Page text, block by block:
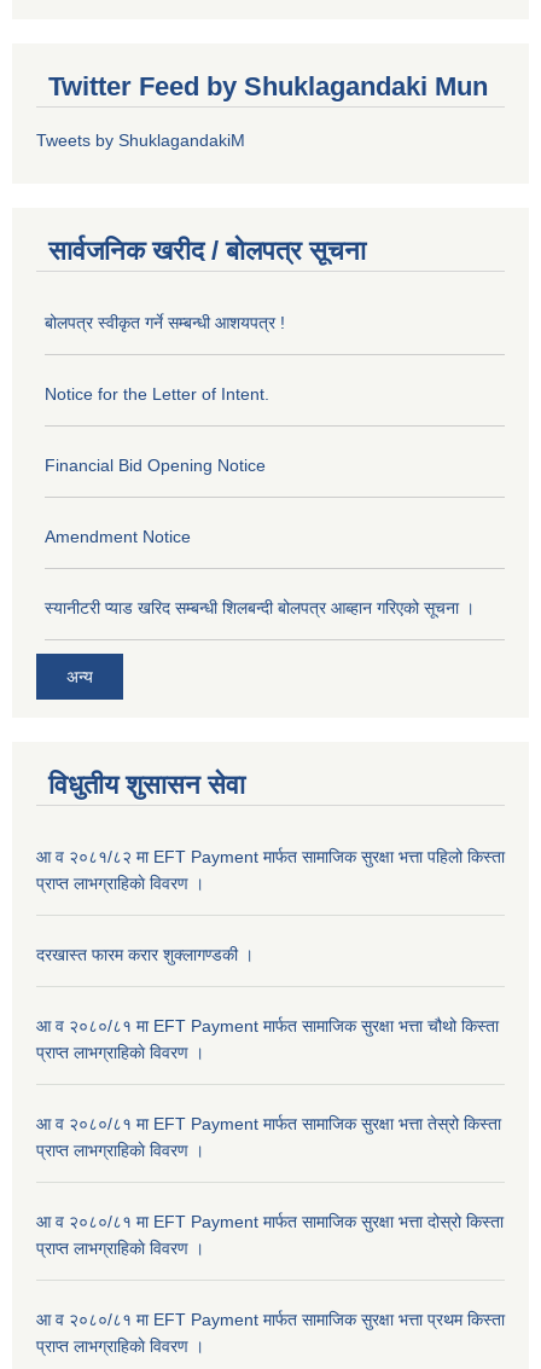
Twitter Feed by Shuklagandaki Mun
Tweets by ShuklagandakiM
सार्वजनिक खरीद / बोलपत्र सूचना
बोलपत्र स्वीकृत गर्ने सम्बन्धी आशयपत्र !
Notice for the Letter of Intent.
Financial Bid Opening Notice
Amendment Notice
स्यानीटरी प्याड खरिद सम्बन्धी शिलबन्दी बोलपत्र आब्हान गरिएको सूचना ।
अन्य
विधुतीय शुसासन सेवा
आ व २०८१/८२ मा EFT Payment मार्फत सामाजिक सुरक्षा भत्ता पहिलो किस्ता
प्राप्त लाभग्राहिकाे विवरण ।
दरखास्त फारम करार शुक्लागण्डकी ।
आ व २०८०/८१ मा EFT Payment मार्फत सामाजिक सुरक्षा भत्ता चौथो किस्ता
प्राप्त लाभग्राहिकाे विवरण ।
आ व २०८०/८१ मा EFT Payment मार्फत सामाजिक सुरक्षा भत्ता तेस्रो किस्ता
प्राप्त लाभग्राहिकाे विवरण ।
आ व २०८०/८१ मा EFT Payment मार्फत सामाजिक सुरक्षा भत्ता दोस्रो किस्ता
प्राप्त लाभग्राहिकाे विवरण ।
आ व २०८०/८१ मा EFT Payment मार्फत सामाजिक सुरक्षा भत्ता प्रथम किस्ता
प्राप्त लाभग्राहिकाे विवरण ।